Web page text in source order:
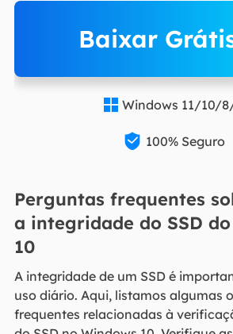
Baixar
 Windows 11/10/
 100% Seguro
Perguntas frequentes
a integridade do SSD
10
A integridade de um SSD é
uso diário. Aqui, listamos algumas
frequentes relacionadas à